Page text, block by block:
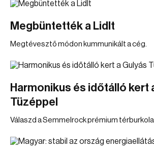
Megbüntették a Lidlt
Megtévesztő módon kummunikált a cég.
Harmonikus és időtálló kert
Tüzéppel
Válaszd a Semmelrock prémium